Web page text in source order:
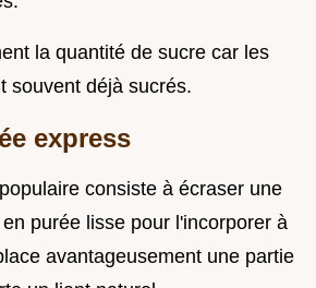
la quantité de sucre car les
souvent déjà sucrés.
express
consiste à écraser une
purée lisse pour l'incorporer à
avantageusement une partie